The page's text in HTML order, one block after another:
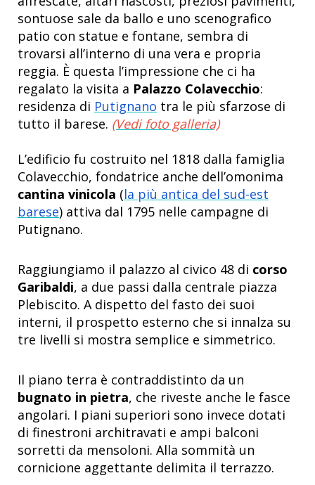
sontuose sale da ballo e uno scenografico
patio con statue e fontane, sembra di
trovarsi all’interno di una vera e propria
reggia. È questa l’impressione che ci ha
regalato la visita a Palazzo Colavecchio:
residenza di Putignano tra le più sfarzose di
tutto il barese. (Vedi foto galleria)
L’edificio fu costruito nel 1818 dalla famiglia
Colavecchio, fondatrice anche dell’omonima
cantina vinicola (la più antica del sud-est
barese) attiva dal 1795 nelle campagne di
Putignano.
Raggiungiamo il palazzo al civico 48 di corso
Garibaldi, a due passi dalla centrale piazza
Plebiscito. A dispetto del fasto dei suoi
interni, il prospetto esterno che si innalza su
tre livelli si mostra semplice e simmetrico.
Il piano terra è contraddistinto da un
bugnato in pietra, che riveste anche le fasce
angolari. I piani superiori sono invece dotati
di finestroni architravati e ampi balconi
sorretti da mensoloni. Alla sommità un
cornicione aggettante delimita il terrazzo.